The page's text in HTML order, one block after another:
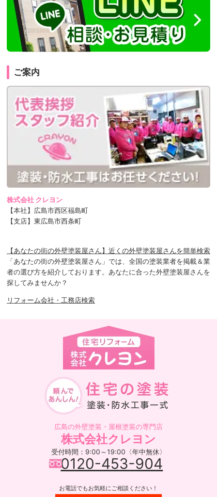
ご案内
株式会社 クレヨン
【本社】広島市西区福島町
【支店】東広島市西条町
【あなたの街の外壁塗装屋さん】近くの外壁塗装屋さんを簡単検索
「あなたの街の外壁塗装屋さん」では、全国の塗装業者を掲載＆業
者の選び方を紹介しております。あなたに合った外壁塗装屋さんを
探してみませんか？
リフォーム会社・工務店検索
広島の外壁塗装・屋根塗装の専門店
株式会社クレヨン
受付時間：9:00～19:00〈年中無休〉
0120-453-904
お電話でもお気軽にご相談ください！